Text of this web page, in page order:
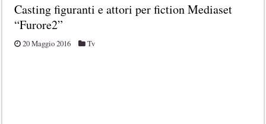
Casting figuranti e attori per fiction Mediaset
“Furore2”
20 Maggio 2016 Tv